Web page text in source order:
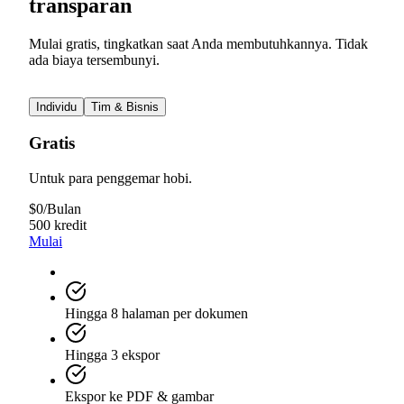
transparan
Mulai gratis, tingkatkan saat Anda membutuhkannya. Tidak
ada biaya tersembunyi.
Individu Tim & Bisnis
Gratis
Untuk para penggemar hobi.
$0/Bulan
500 kredit
Mulai
Hingga 8 halaman per dokumen
Hingga 3 ekspor
Ekspor ke PDF & gambar